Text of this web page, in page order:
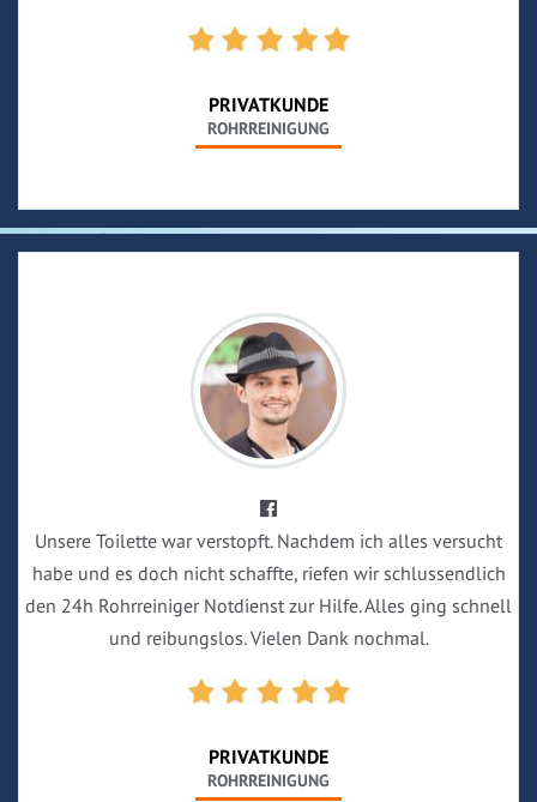
PRIVATKUNDE
ROHRREINIGUNG
Unsere Toilette war verstopft. Nachdem ich alles versucht
habe und es doch nicht schaffte, riefen wir schlussendlich
den 24h Rohrreiniger Notdienst zur Hilfe. Alles ging schnell
und reibungslos. Vielen Dank nochmal.
PRIVATKUNDE
ROHRREINIGUNG